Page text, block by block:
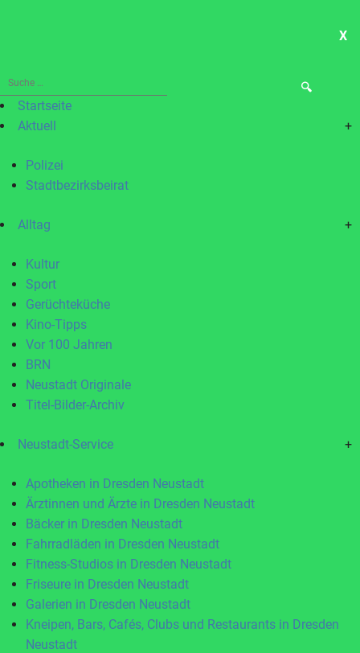
X
Suche
nach:Startseite
Aktuell
+
Polizei
Stadtbezirksbeirat
Alltag +
Kultur
Sport
Gerüchteküche
Kino-Tipps
Vor 100 Jahren
BRN
Neustadt Originale
Titel-Bilder-Archiv
Neustadt-Service +
Apotheken in Dresden Neustadt
Ärztinnen und Ärzte in Dresden Neustadt
Bäcker in Dresden Neustadt
Fahrradläden in Dresden Neustadt
Fitness-Studios in Dresden Neustadt
Friseure in Dresden Neustadt
Galerien in Dresden Neustadt
Kneipen, Bars, Cafés, Clubs und Restaurants in Dresden
Neustadt